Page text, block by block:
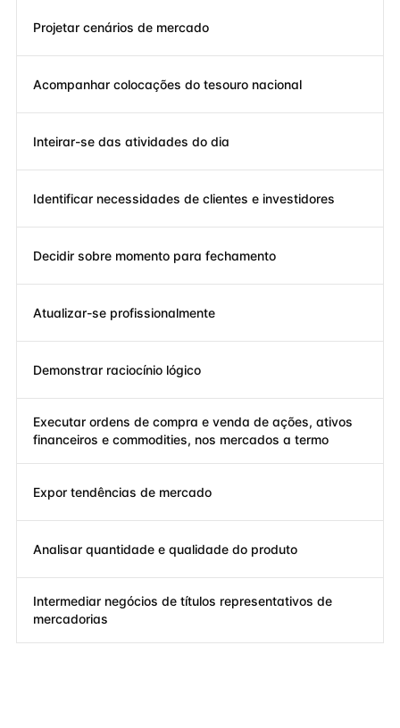
Projetar cenários de mercado
Acompanhar colocações do tesouro nacional
Inteirar-se das atividades do dia
Identificar necessidades de clientes e investidores
Decidir sobre momento para fechamento
Atualizar-se profissionalmente
Demonstrar raciocínio lógico
Executar ordens de compra e venda de ações, ativos
financeiros e commodities, nos mercados a termo
Expor tendências de mercado
Analisar quantidade e qualidade do produto
Intermediar negócios de títulos representativos de
mercadorias